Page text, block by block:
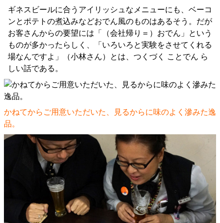
ギネスビールに合うアイリッシュなメニューにも、ベーコ
ンとポテトの煮込みなどおでん風のものはあるそう。だが
お客さんからの要望には「（会社帰り＝）おでん」という
ものが多かったらしく、「いろいろと実験をさせてくれる
場なんですよ」（小林さん）とは、つくづく ことでん ら
しい話である。
かねてからご用意いただいた、見るからに味のよく滲みた逸
品。